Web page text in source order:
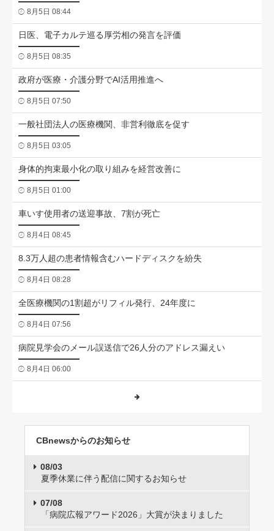
8月5日 08:44
日医、電子カルテ巡る厚労相の発言を評価
8月5日 08:35
政府が医療・介護分野でAI活用推進へ
8月5日 07:50
一般社団法人の医療機関、非営利徹底を促す
8月5日 03:05
身体的拘束最小化の取り組みを経営改善に
8月5日 01:00
車いす使用者の送迎事故、7割が死亡
8月4日 08:45
8.3万人超の患者情報含むハードディスクを紛失
8月4日 08:28
全医療機関の1割超がリフィル発行、24年度に
8月4日 07:56
病院見学会のメール誤送信で26人分のアドレス漏えい
8月4日 06:00
CBnewsからのお知らせ
08/03
夏季休業に伴う配信に関するお知らせ
07/08
「病院広報アワード2026」大賞が決まりました